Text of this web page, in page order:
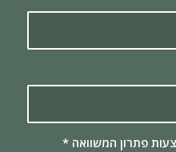
פתרון המשוואה *